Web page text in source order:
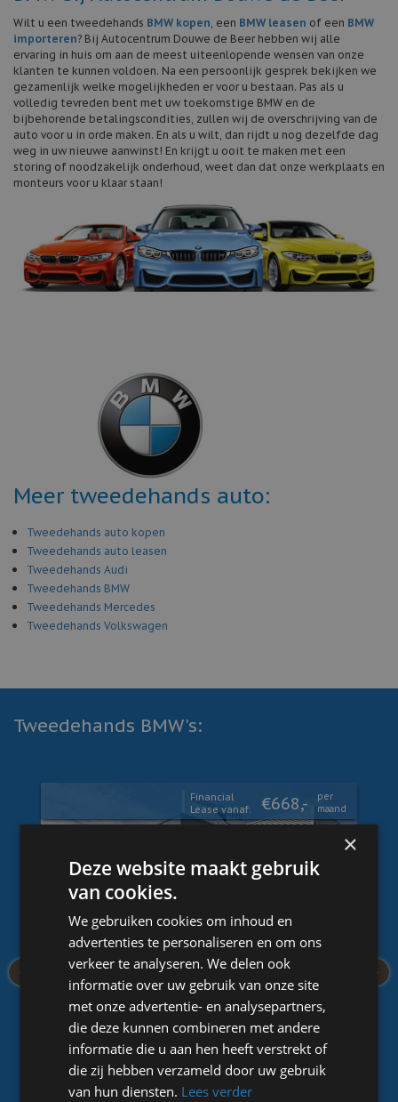
Wilt u een tweedehands BMW kopen, een BMW leasen of een BMW
importeren? Bij Autocentrum Douwe de Beer hebben wij alle
ervaring in huis om aan de meest uiteenlopende wensen van onze
klanten te kunnen voldoen. Na een persoonlijk gesprek bekijken we
gezamenlijk welke mogelijkheden er voor u bestaan. Pas als u
volledig tevreden bent met uw toekomstige BMW en de
bijbehorende betalingscondities, zullen wij de overschrijving van de
auto voor u in orde maken. En als u wilt, dan rijdt u nog dezelfde dag
weg in uw nieuwe aanwinst! En krijgt u ooit te maken met een
storing of noodzakelijk onderhoud, weet dan dat onze werkplaats en
monteurs voor u klaar staan!
Meer tweedehands auto:
Tweedehands auto kopen
Tweedehands auto leasen
Tweedehands Audi
Tweedehands BMW
Tweedehands Mercedes
Tweedehands Volkswagen
Tweedehands BMW's:
Financial
Lease vanaf:
€668,-
per
maand
BMW X1 sDrive18i M sport Premium
Bouwjaar: 2025 Kmstand:
5.099
Brandstof:
Benzine Trans.:
‹ ›
×
Deze website maakt gebruik
van cookies.
We gebruiken cookies om inhoud en
advertenties te personaliseren en om ons
verkeer te analyseren. We delen ook
informatie over uw gebruik van onze site
met onze advertentie- en analysepartners,
die deze kunnen combineren met andere
informatie die u aan hen heeft verstrekt of
die zij hebben verzameld door uw gebruik
van hun diensten. Lees verder